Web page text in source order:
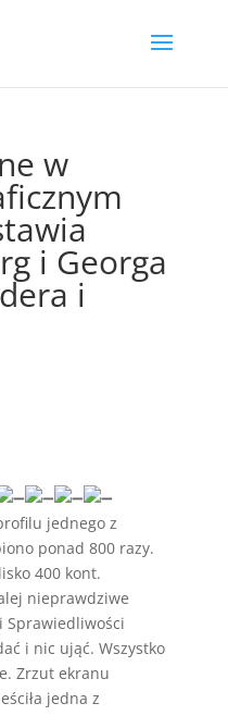
w
i Georga
i
jednego z
ponad 800 razy.
400 kont.
nieprawdziwe
Sprawiedliwości
i nic ująć. Wszystko
Zrzut ekranu
jedna z